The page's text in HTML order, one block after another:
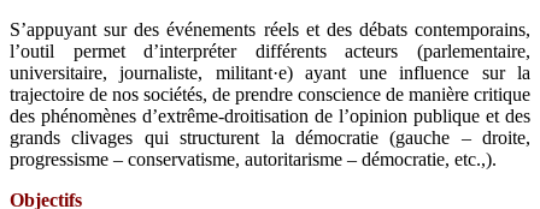
S’appuyant sur des événements réels et des débats contemporains,
l’outil permet d’interpréter différents acteurs (parlementaire,
universitaire, journaliste, militant·e) ayant une influence sur la
trajectoire de nos sociétés, de prendre conscience de manière critique
des phénomènes d’extrême-droitisation de l’opinion publique et des
grands clivages qui structurent la démocratie (gauche – droite,
progressisme – conservatisme, autoritarisme – démocratie, etc.,).
Objectifs